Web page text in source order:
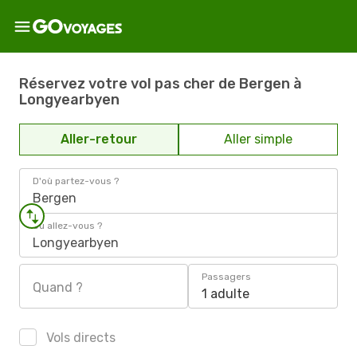
Réservez votre vol pas cher de Bergen à
Longyearbyen
Aller-retour Aller simple
D'où partez-vous ?
Bergen
Où allez-vous ?
Longyearbyen
Quand ?
Passagers
1 adulte
Vols directs